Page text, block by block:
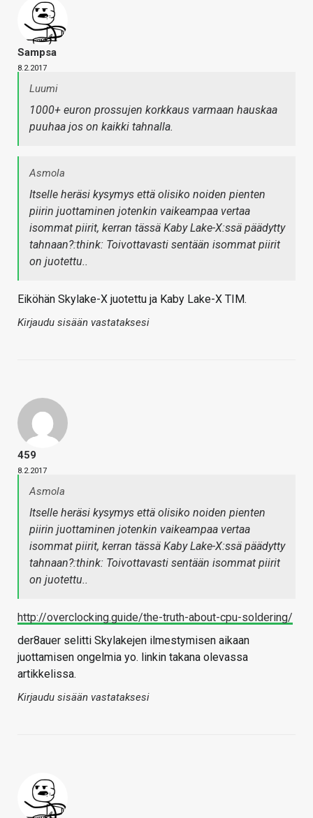
Sampsa
8.2.2017
Luumi
1000+ euron prossujen korkkaus varmaan hauskaa
puuhaa jos on kaikki tahnalla.
Asmola
Itselle heräsi kysymys että olisiko noiden pienten
piirin juottaminen jotenkin vaikeampaa vertaa
isommat piirit, kerran tässä Kaby Lake-X:ssä päädytty
tahnaan?:think: Toivottavasti sentään isommat piirit
on juotettu..
Eiköhän Skylake-X juotettu ja Kaby Lake-X TIM.
Kirjaudu sisään vastataksesi
459
8.2.2017
Asmola
Itselle heräsi kysymys että olisiko noiden pienten
piirin juottaminen jotenkin vaikeampaa vertaa
isommat piirit, kerran tässä Kaby Lake-X:ssä päädytty
tahnaan?:think: Toivottavasti sentään isommat piirit
on juotettu..
http://overclocking.guide/the-truth-about-cpu-soldering/
der8auer selitti Skylakejen ilmestymisen aikaan
juottamisen ongelmia yo. linkin takana olevassa
artikkelissa.
Kirjaudu sisään vastataksesi